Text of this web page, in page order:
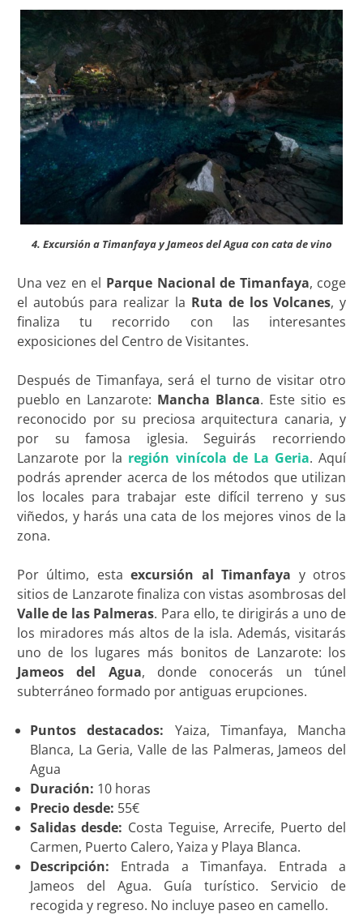
4. Excursión a Timanfaya y Jameos del Agua con cata de vino
Una vez en el Parque Nacional de Timanfaya, coge
el autobús para realizar la Ruta de los Volcanes, y
finaliza tu recorrido con las interesantes
exposiciones del Centro de Visitantes.
Después de Timanfaya, será el turno de visitar otro
pueblo en Lanzarote: Mancha Blanca. Este sitio es
reconocido por su preciosa arquitectura canaria, y
por su famosa iglesia. Seguirás recorriendo
Lanzarote por la región vinícola de La Geria. Aquí
podrás aprender acerca de los métodos que utilizan
los locales para trabajar este difícil terreno y sus
viñedos, y harás una cata de los mejores vinos de la
zona.
Por último, estaexcursión al Timanfaya y otros
sitios de Lanzarote finaliza con vistas asombrosas del
Valle de las Palmeras. Para ello, te dirigirás a uno de
los miradores más altos de la isla. Además, visitarás
uno de los lugares más bonitos de Lanzarote: los
Jameos del Agua, donde conocerás un túnel
subterráneo formado por antiguas erupciones.
Puntos destacados: Yaiza, Timanfaya, Mancha
Blanca, La Geria, Valle de las Palmeras, Jameos del
Agua
Duración: 10 horas
Precio desde: 55€
Salidas desde: Costa Teguise, Arrecife, Puerto del
Carmen, Puerto Calero, Yaiza y Playa Blanca.
Descripción: Entrada a Timanfaya. Entrada a
Jameos del Agua. Guía turístico. Servicio de
recogida y regreso. No incluye paseo en camello.